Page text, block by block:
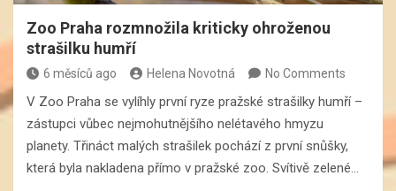
Zoo Praha rozmnožila kriticky ohroženou
strašilku humří
6 měsíců ago Helena Novotná No Comments
V Zoo Praha se vylíhly první ryze pražské strašilky humří –
zástupci vůbec nejmohutnějšího nelétavého hmyzu
planety. Třináct malých strašilek pochází z první snůšky,
která byla nakladena přímo v pražské zoo. Svítivě zelené…